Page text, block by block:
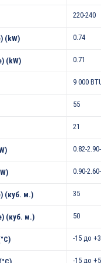
220-240
(kW) 0.74
(kW) 0.71
9 000
55
21
0.82-
0.90-
(куб. м.) 35
(куб. м.) 50
-15 до
-15 до